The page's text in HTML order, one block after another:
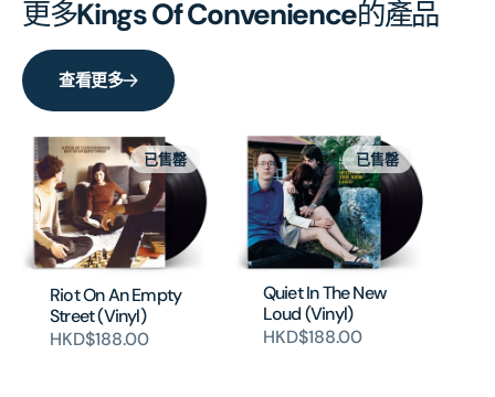
更多Kings Of Convenience的產品
查看更多
Riot On An Empty
Street (Vinyl)
HKD$188.00
已售罄
Quiet In The New
Loud (Vinyl)
HKD$188.00
已售罄